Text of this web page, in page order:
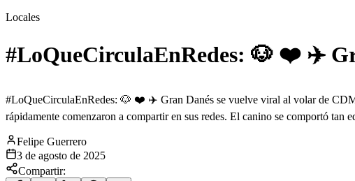
Locales
#LoQueCirculaEnRedes: 🐶 ❤️ ✈️
#LoQueCirculaEnRedes: 🐶 ❤️ ✈️ Gran Danés se vuelve viral al volar de
rápidamente comenzaron a compartir en sus redes. El canino se comportó tan
Felipe Guerrero
3 de agosto de 2025
Compartir: